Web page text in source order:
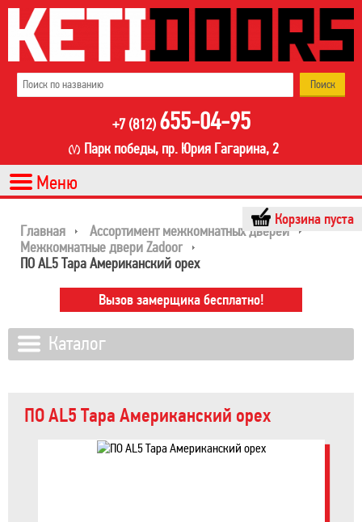
+7 (812) 655-04-95
Парк победы, пр. Юрия Гагарина, 2
Корзина пуста
Главная
Ассортимент межкомнатных дверей
Межкомнатные двери Zadoor
ПО AL5 Тара Американский орех
ПО AL5 Тара Американский орех